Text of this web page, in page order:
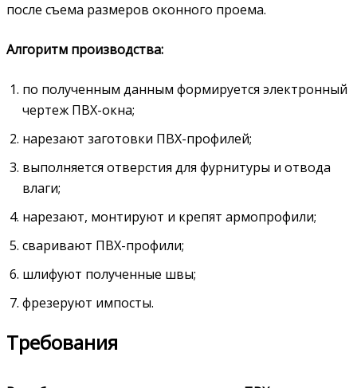
после съема размеров оконного проема.
Алгоритм производства:
по полученным данным формируется электронный
чертеж ПВХ-окна;
нарезают заготовки ПВХ-профилей;
выполняется отверстия для фурнитуры и отвода
влаги;
нарезают, монтируют и крепят армопрофили;
сваривают ПВХ-профили;
шлифуют полученные швы;
фрезеруют импосты.
Требования